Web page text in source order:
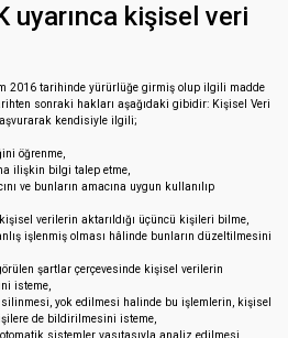
uyarınca kişisel veri
2016 tarihinde yürürlüğe girmiş olup ilgili madde
sonraki hakları aşağıdaki gibidir: Kişisel Veri
kendisiyle ilgili;
öğrenme,
ilişkin bilgi talep etme,
ve bunların amacına uygun kullanılıp
verilerin aktarıldığı üçüncü kişileri bilme,
işlenmiş olması hâlinde bunların düzeltilmesini
şartlar çerçevesinde kişisel verilerin
isteme,
yok edilmesi halinde bu işlemlerin, kişisel
de bildirilmesini isteme,
sistemler vasıtasıyla analiz edilmesi